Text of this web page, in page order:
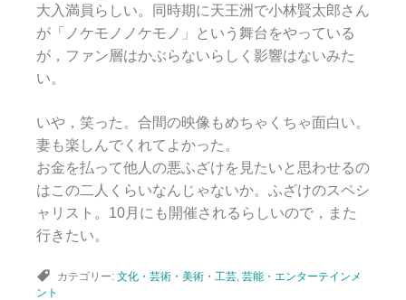
大入満員らしい。同時期に天王洲で小林賢太郎さん
が「ノケモノノケモノ」という舞台をやっている
が，ファン層はかぶらないらしく影響はないみた
い。
いや，笑った。合間の映像もめちゃくちゃ面白い。
妻も楽しんでくれてよかった。
お金を払って他人の悪ふざけを見たいと思わせるの
はこの二人くらいなんじゃないか。ふざけのスペシ
ャリスト。10月にも開催されるらしいので，また
行きたい。
カテゴリー: 文化・芸術・美術・工芸, 芸能・エンターテインメ
ント